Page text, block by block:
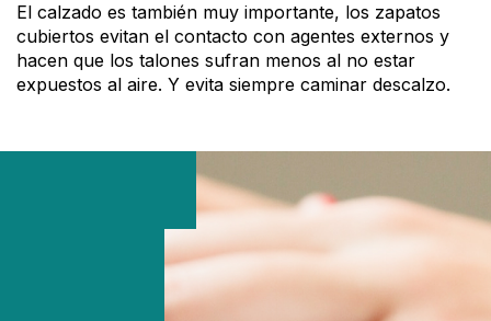
El calzado es también muy importante, los zapatos
cubiertos evitan el contacto con agentes externos y
hacen que los talones sufran menos al no estar
expuestos al aire. Y evita siempre caminar descalzo.